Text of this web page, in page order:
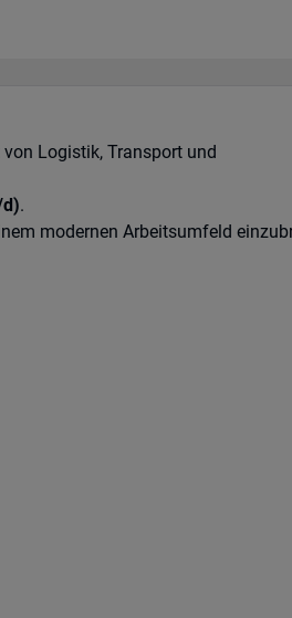
Logistik, Transport und
.
modernen Arbeitsumfeld